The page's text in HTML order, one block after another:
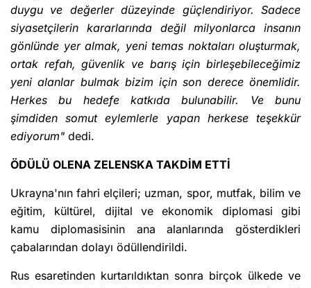
duygu ve değerler düzeyinde güçlendiriyor. Sadece
siyasetçilerin kararlarında değil milyonlarca insanın
gönlünde yer almak, yeni temas noktaları oluşturmak,
ortak refah, güvenlik ve barış için birleşebileceğimiz
yeni alanlar bulmak bizim için son derece önemlidir.
Herkes bu hedefe katkıda bulunabilir. Ve bunu
şimdiden somut eylemlerle yapan herkese teşekkür
ediyorum" dedi.
ÖDÜLÜ OLENA ZELENSKA TAKDİM ETTİ
Ukrayna'nın fahri elçileri; uzman, spor, mutfak, bilim ve
eğitim, kültürel, dijital ve ekonomik diplomasi gibi
kamu diplomasisinin ana alanlarında gösterdikleri
çabalarından dolayı ödüllendirildi.
Rus esaretinden kurtarıldıktan sonra birçok ülkede ve